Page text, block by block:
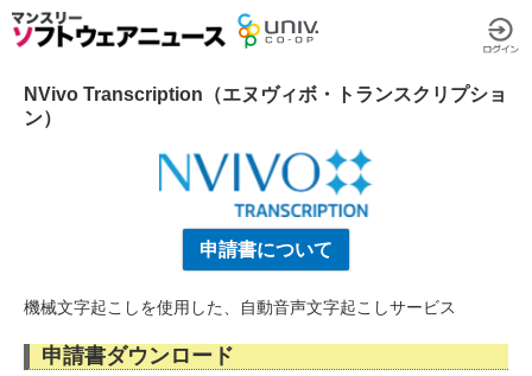
NVivo Transcription（エヌヴィボ・トランスクリプショ
ン）
申請書について
機械文字起こしを使用した、自動音声文字起こしサービス
申請書ダウンロード